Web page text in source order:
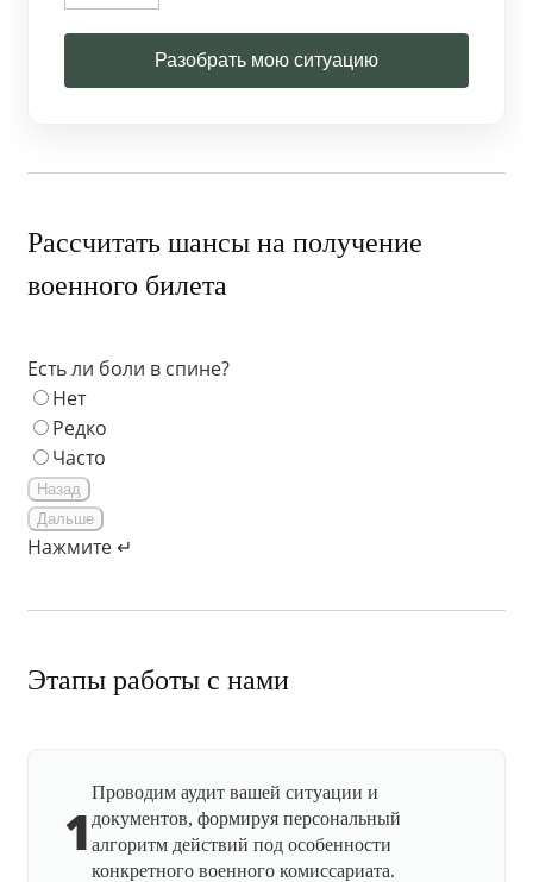
Разобрать мою ситуацию
Рассчитать шансы на получение
военного билета
Есть ли боли в спине?
Нет
Редко
Часто
Назад
Дальше
Нажмите ↵
Этапы работы с нами
1
Проводим аудит вашей ситуации и
документов, формируя персональный
алгоритм действий под особенности
конкретного военного комиссариата.